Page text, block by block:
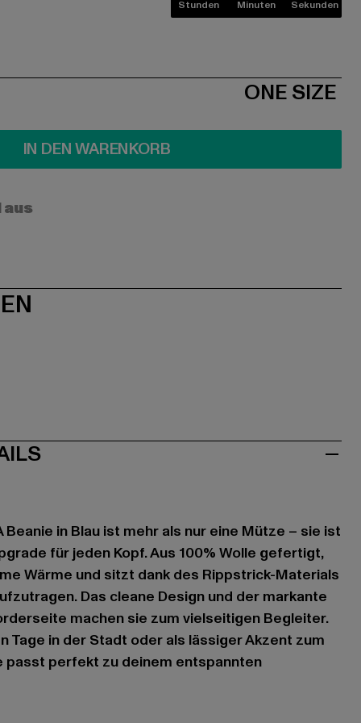
Stunden Minuten Sekunden
ONE SIZE
IN DEN WARENKORB
Beanie in Blau ist mehr als nur eine Mütze – sie ist
für jeden Kopf. Aus 100% Wolle gefertigt,
Wärme und sitzt dank des Rippstrick-Materials
Das cleane Design und der markante
machen sie zum vielseitigen Begleiter.
Tage in der Stadt oder als lässiger Akzent zum
passt perfekt zu deinem entspannten